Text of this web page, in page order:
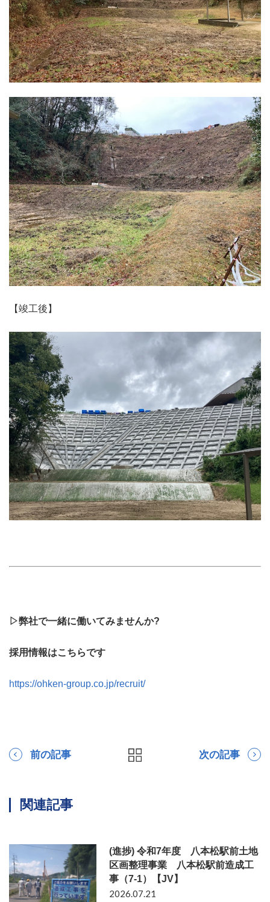
【竣工後】
▷弊社で一緒に働いてみませんか?
採用情報はこちらです
https://ohken-group.co.jp/recruit/
前の記事 次の記事
関連記事
(進捗) 令和7年度 八本松駅前土地
区画整理事業 八本松駅前造成工
事（7-1）【JV】
2026.07.21